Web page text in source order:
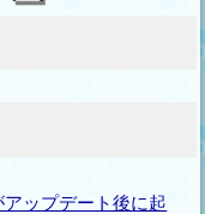
アップデート後に起